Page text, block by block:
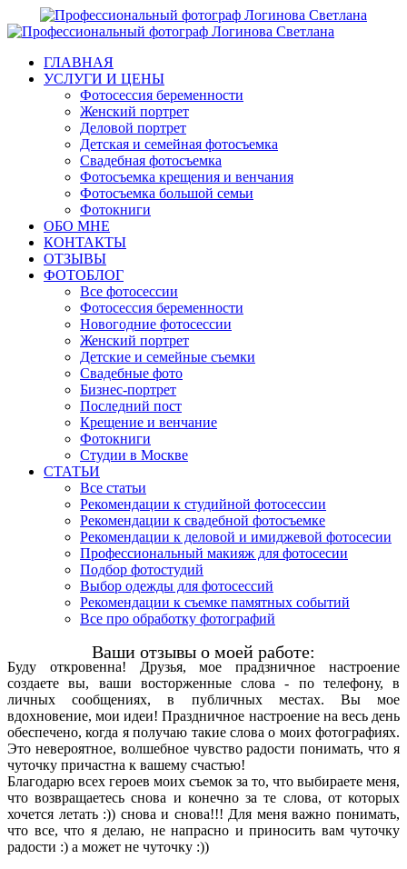
ГЛАВНАЯ
УСЛУГИ И ЦЕНЫ
Фотосессия беременности
Женский портрет
Деловой портрет
Детская и семейная фотосъемка
Свадебная фотосъемка
Фотосъемка крещения и венчания
Фотосъемка большой семьи
Фотокниги
ОБО МНЕ
КОНТАКТЫ
ОТЗЫВЫ
ФОТОБЛОГ
Все фотосессии
Фотосессия беременности
Новогодние фотосессии
Женский портрет
Детские и семейные съемки
Свадебные фото
Бизнес-портрет
Последний пост
Крещение и венчание
Фотокниги
Студии в Москве
СТАТЬИ
Все статьи
Рекомендации к студийной фотосессии
Рекомендации к свадебной фотосъемке
Рекомендации к деловой и имиджевой фотосесии
Профессиональный макияж для фотосесии
Подбор фотостудий
Выбор одежды для фотосессий
Рекомендации к съемке памятных событий
Все про обработку фотографий
Ваши отзывы о моей работе:
Буду откровенна! Друзья, мое прадзничное настроение
создаете вы, ваши восторженные слова - по телефону, в
личных сообщениях, в публичных местах. Вы мое
вдохновение, мои идеи! Праздничное настроение на весь день
обеспечено, когда я получаю такие слова о моих фотографиях.
Это невероятное, волшебное чувство радости понимать, что я
чуточку причастна к вашему счастью!
Благодарю всех героев моих съемок за то, что выбираете меня,
что возвращаетесь снова и конечно за те слова, от которых
хочется летать :)) снова и снова!!! Для меня важно понимать,
что все, что я делаю, не напрасно и приносить вам чуточку
радости :) а может не чуточку :))